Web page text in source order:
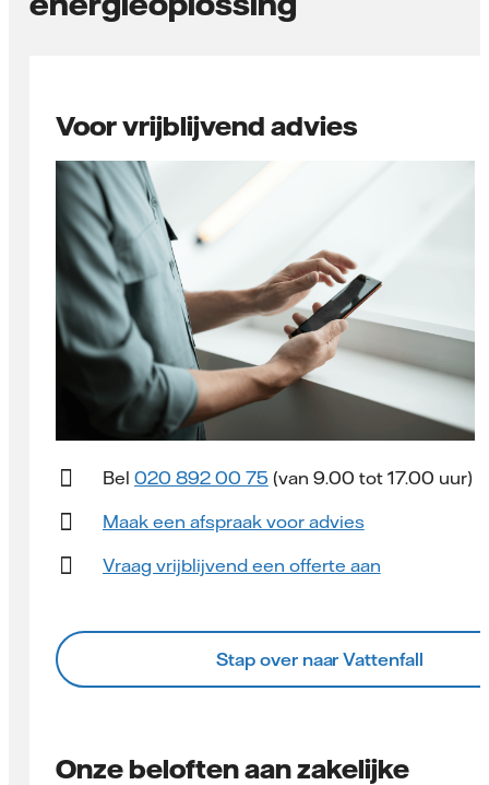
Voor vrijblijvend advies
Bel 020 892 00 75 (van 9.00 tot 17.00 uur)
Maak een afspraak voor advies
Vraag vrijblijvend een offerte aan
Stap over naar Vattenfall
Onze beloften aan zakelijke